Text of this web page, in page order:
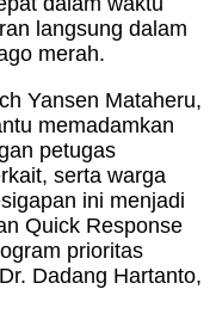
langsung dalam
merah.
Yansen Mataheru,
memadamkan
petugas
serta warga
ini menjadi
Quick Response
prioritas
Dadang Hartanto,